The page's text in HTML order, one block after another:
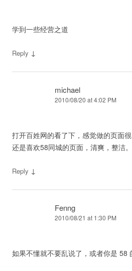
学到一些经营之道
Reply ↓
michael
2010/08/20 at 4:02 PM
打开百姓网的看了下，感觉做的页面
还是喜欢58同城的页面，清爽，整洁。
Reply ↓
Fenng
2010/08/21 at 1:30 PM
如果不懂就不要乱说了，或者你是 58